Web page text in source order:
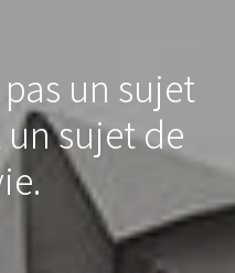
un sujet
un sujet de